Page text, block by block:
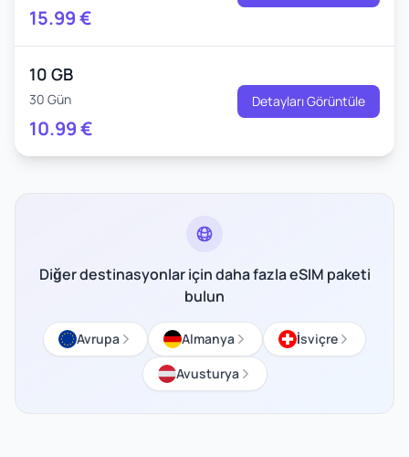
15.99€
10 GB
30 Gün
10.99€
Detayları Görüntüle
Diğer destinasyonlar için daha fazla eSIM paketi
bulun
Avrupa Almanya
İsviçre
Avusturya